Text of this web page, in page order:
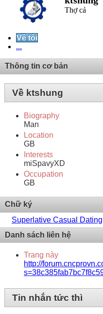
Thợ cả
Về tôi
...
Thông tin cơ bản
Về ktshung
Biography
Man
Location
GB
Interests
miSpavyXD
Occupation
GB
Chữ ký
Superlative Сasual Dating
Danh sách liên hệ
Trang này
http://
Tin nhắn tức thì